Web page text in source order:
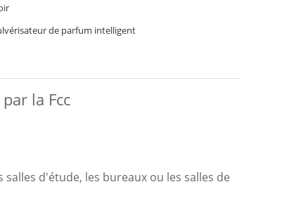
de parfum intelligent
la Fcc
d'étude, les bureaux ou les salles de